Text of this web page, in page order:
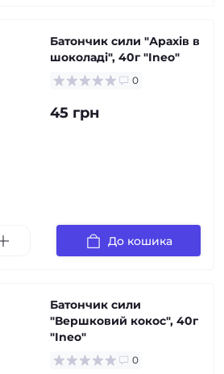
Батончик сили "Арахів в
шоколаді", 40г "Ineo"
0
45 грн
До кошика
Батончик сили
"Вершковий кокос", 40г
"Ineo"
0